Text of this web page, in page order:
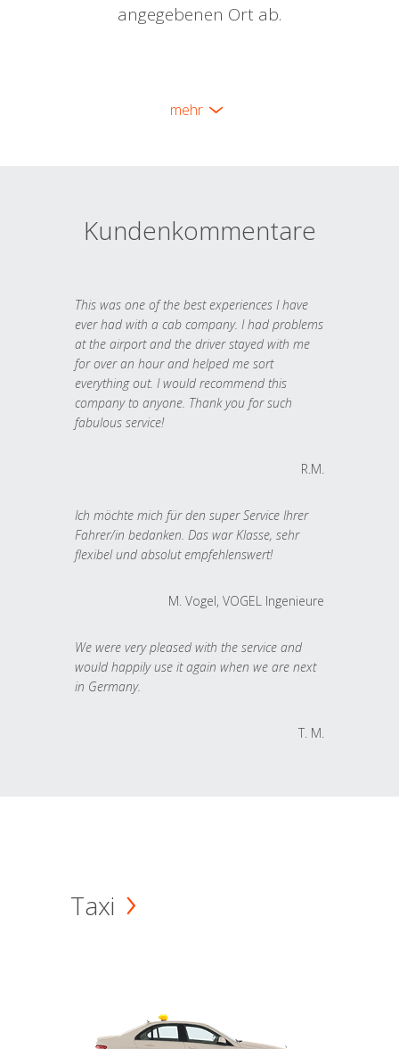
angegebenen Ort ab.
mehr
Kundenkommentare
This was one of the best experiences I have
ever had with a cab company. I had problems
at the airport and the driver stayed with me
for over an hour and helped me sort
everything out. I would recommend this
company to anyone. Thank you for such
fabulous service!
R.M.
Ich möchte mich für den super Service Ihrer
Fahrer/in bedanken. Das war Klasse, sehr
flexibel und absolut empfehlenswert!
M. Vogel, VOGEL Ingenieure
We were very pleased with the service and
would happily use it again when we are next
in Germany.
T. M.
Taxi